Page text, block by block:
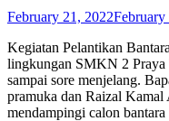
February 21, 2022February
Kegiatan Pelantikan
lingkungan SMKN 2 Praya
sampai sore menjelang.
pramuka dan Raizal
mendampingi calon